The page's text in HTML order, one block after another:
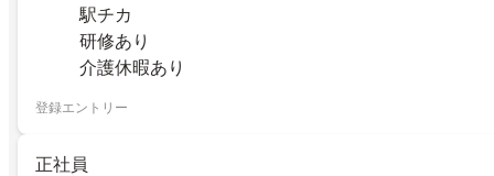
駅チカ
研修あり
介護休暇あり
登録エントリー
正社員